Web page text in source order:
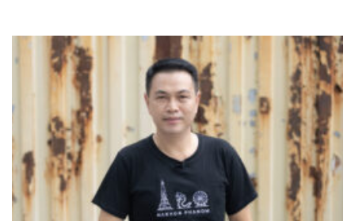
August 10, 2026 - 09:00 โดย พรรคเพื่อไทย
“ชาญชัย คำจำปา” นักร้องรางวัลปลากระป๋อง สู่เสือใต้